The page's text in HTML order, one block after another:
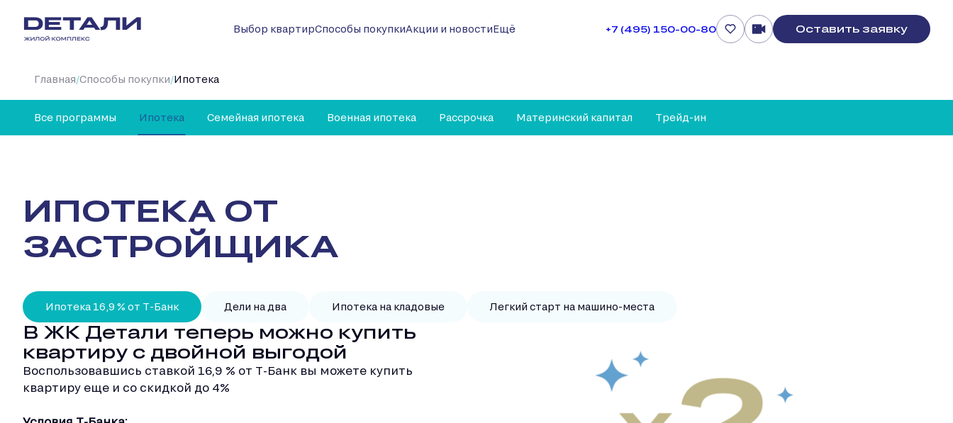
Выбор квартирСпособы покупкиАкции и новостиЕщё +7 (495) 150-00-80 Оставить заявку
Главная/Способы покупки/Ипотека
Все программы Ипотека Семейная ипотека Военная ипотека Рассрочка Материнский капитал Трейд-ин
ИПОТЕКА ОТ
ЗАСТРОЙЩИКА
Ипотека 16,9 % от Т-Банк Дели на два Ипотека на кладовые Легкий старт на машино-места
В ЖК Детали теперь можно купить
квартиру с двойной выгодой
Воспользовавшись ставкой 16,9 % от Т-Банк вы можете купить
квартиру еще и со скидкой до 4%